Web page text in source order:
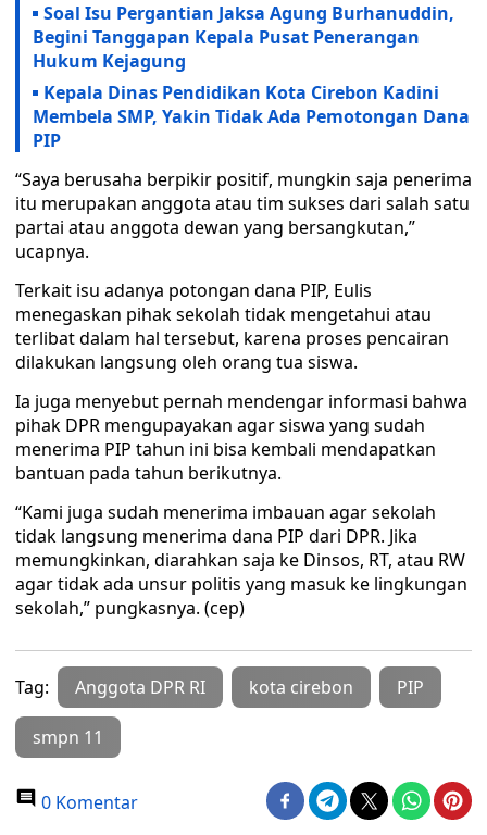
Soal Isu Pergantian Jaksa Agung Burhanuddin,
Begini Tanggapan Kepala Pusat Penerangan
Hukum Kejagung
Kepala Dinas Pendidikan Kota Cirebon Kadini
Membela SMP, Yakin Tidak Ada Pemotongan Dana
PIP
“Saya berusaha berpikir positif, mungkin saja penerima
itu merupakan anggota atau tim sukses dari salah satu
partai atau anggota dewan yang bersangkutan,”
ucapnya.
Terkait isu adanya potongan dana PIP, Eulis
menegaskan pihak sekolah tidak mengetahui atau
terlibat dalam hal tersebut, karena proses pencairan
dilakukan langsung oleh orang tua siswa.
Ia juga menyebut pernah mendengar informasi bahwa
pihak DPR mengupayakan agar siswa yang sudah
menerima PIP tahun ini bisa kembali mendapatkan
bantuan pada tahun berikutnya.
“Kami juga sudah menerima imbauan agar sekolah
tidak langsung menerima dana PIP dari DPR. Jika
memungkinkan, diarahkan saja ke Dinsos, RT, atau RW
agar tidak ada unsur politis yang masuk ke lingkungan
sekolah,” pungkasnya. (cep)
Tag: Anggota DPR RI kota cirebon PIP
smpn 11
0 Komentar